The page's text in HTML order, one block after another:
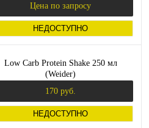
Цена по запросу
НЕДОСТУПНО
Low Carb Protein Shake 250 мл
(Weider)
170 руб.
НЕДОСТУПНО